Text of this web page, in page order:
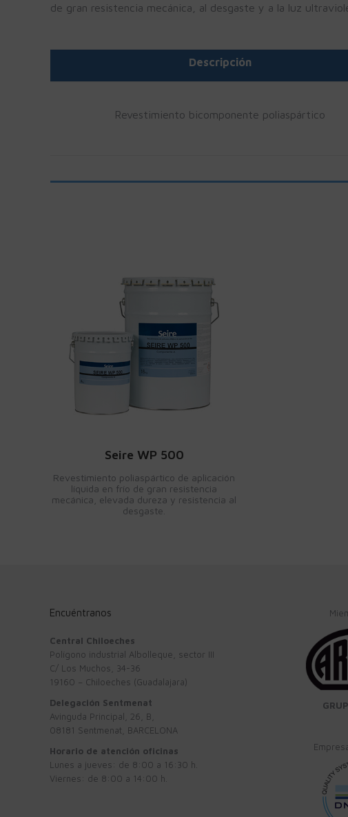
de gran resistencia mecánica, al desgaste y a la luz
Descripción
Revestimiento bicomponente poliaspártico
Seire WP 500
Revestimiento poliaspártico de aplicación
líquida en frío de gran resistencia
mecánica, elevada dureza y resistencia al
desgaste.
Encuéntranos
Central Chiloeches
Polígono industrial Albolleque, sector III
C/ Los Muchos, 34-36
19160 – Chiloeches (Guadalajara)
Delegación Sentmenat
Avinguda Principal, 26, B,
08181 Sentmenat, BARCELONA
Horario de atención oficinas
Lunes a jueves: de 8:00 a 16:30 h.
Viernes: de 8:00 a 14:00 h.